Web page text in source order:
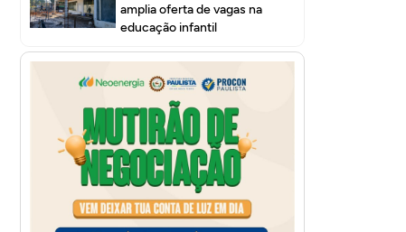
amplia oferta de vagas na
educação infantil